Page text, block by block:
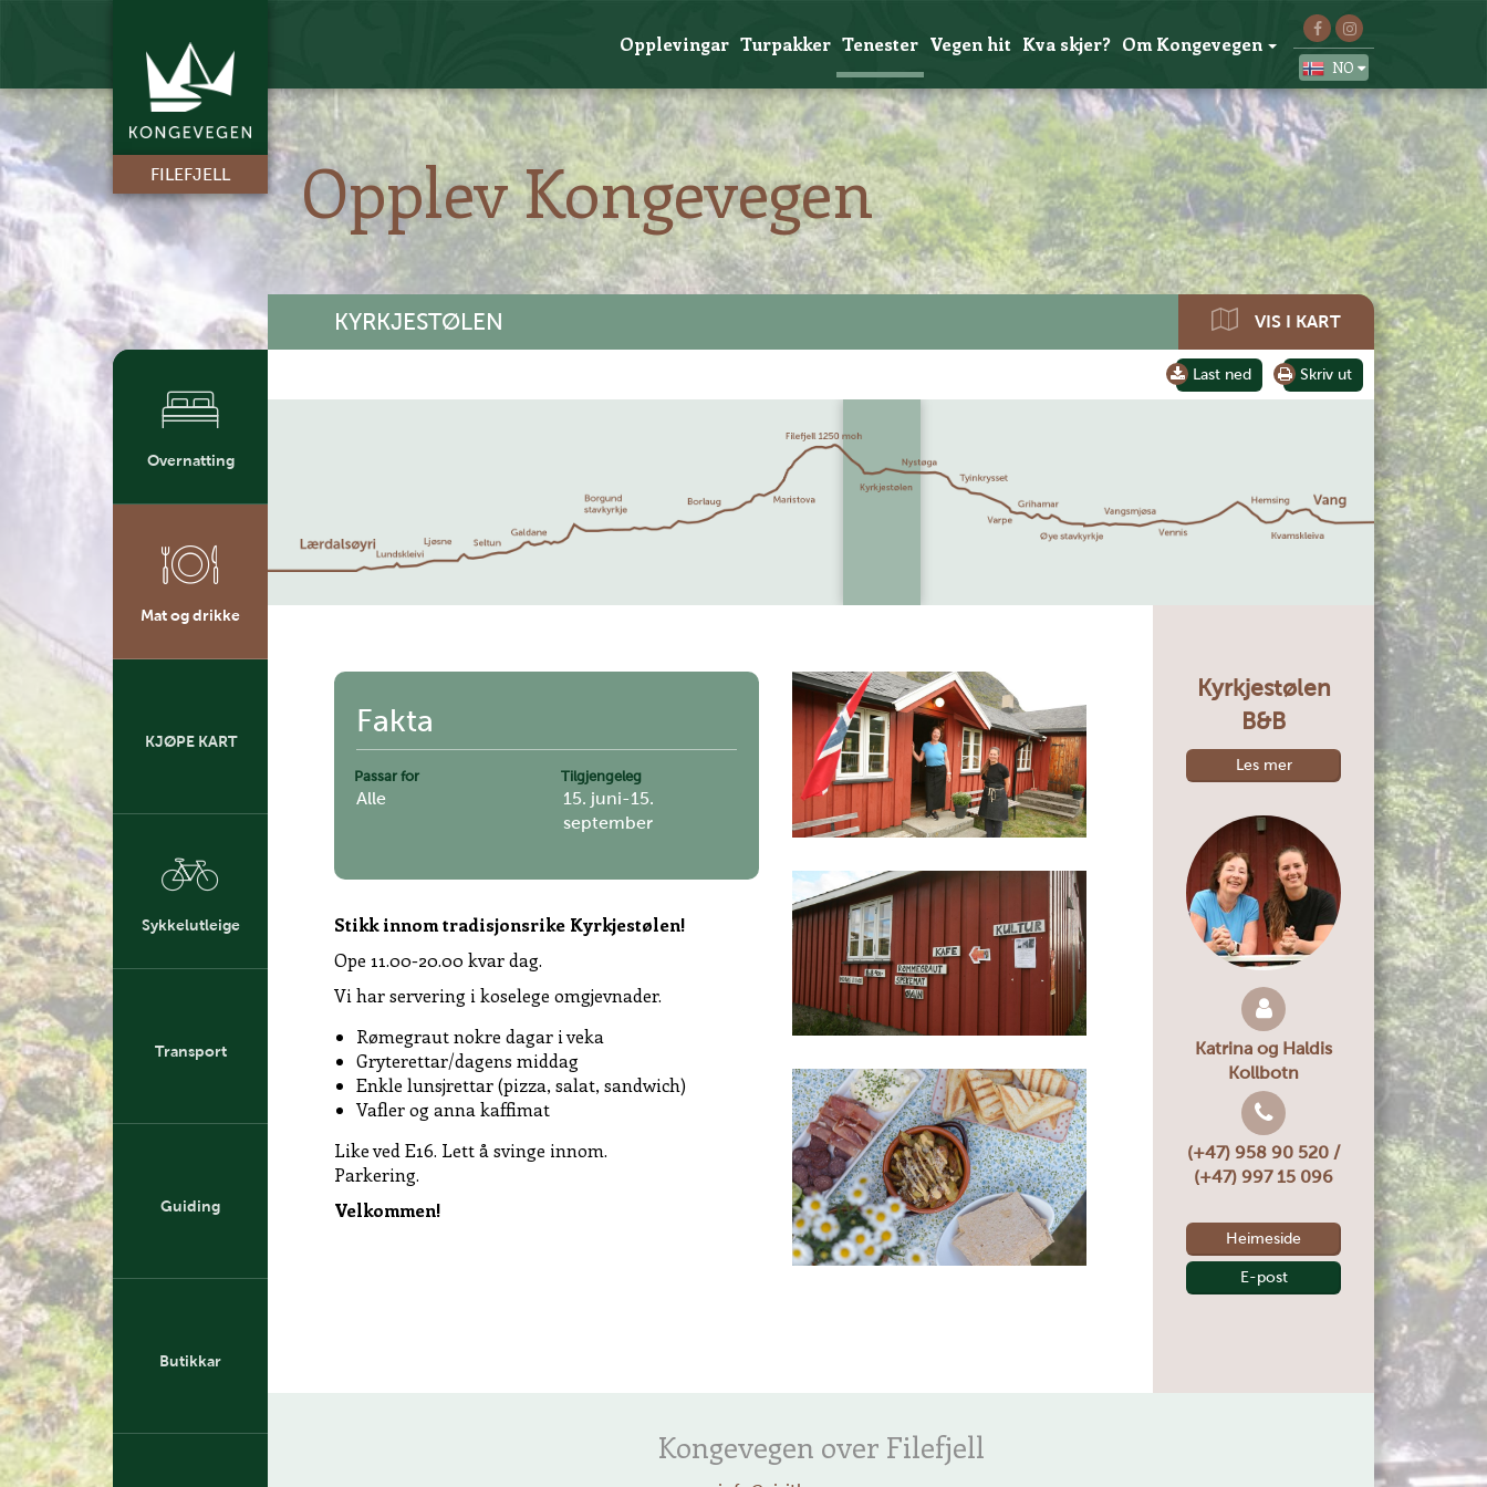
FILEFJELL
Opplevingar Turpakker Tenester Vegen hit Kva skjer? Om Kongevegen
NO
Opplev Kongevegen
Overnatting
Mat og drikke
KJØPE KART
Sykkelutleige
Transport
Guiding
Butikkar
KYRKJESTØLEN VIS I KART
Skriv ut
Last ned
Fakta
Passar for
Alle
Tilgjengeleg
15. juni-15.
september
Stikk innom tradisjonsrike Kyrkjestølen!
Ope 11.00-20.00 kvar dag.
Vi har servering i koselege omgjevnader.
Rømegraut nokre dagar i veka
Gryterettar/dagens middag
Enkle lunsjrettar (pizza, salat, sandwich)
Vafler og anna kaffimat
Like ved E16. Lett å svinge innom.
Parkering.
Velkommen!
Kyrkjestølen
B&B
Les mer
Katrina og Haldis
Kollbotn
(+47) 958 90 520 /
(+47) 997 15 096
Heimeside
E-post
Leaflet|Kartverket
Kongevegen over Filefjell